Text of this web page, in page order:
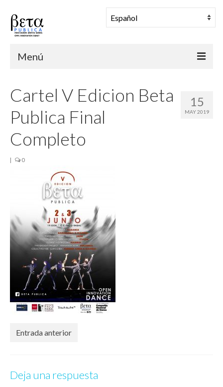
Menú
Muestra Coreográfica
Una Mañana en Danza
Comunidad
Archivo
Noticias
15
MAY 2019
Cartel V Edicion Beta
Publica Final
Completo
| 0
Entrada anterior
Deja una respuesta